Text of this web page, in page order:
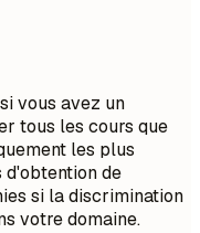
vous avez un
tous les cours que
les plus
d'obtention de
si la discrimination
votre domaine.